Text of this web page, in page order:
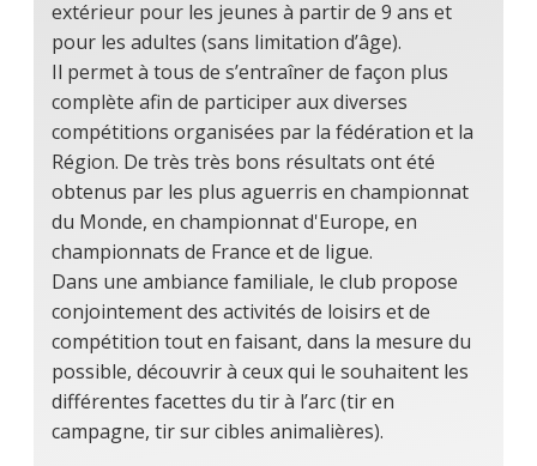
extérieur pour les jeunes à partir de 9 ans et
pour les adultes (sans limitation d’âge).
Il permet à tous de s’entraîner de façon plus
complète afin de participer aux diverses
compétitions organisées par la fédération et la
Région. De très très bons résultats ont été
obtenus par les plus aguerris en championnat
du Monde, en championnat d'Europe, en
championnats de France et de ligue.
Dans une ambiance familiale, le club propose
conjointement des activités de loisirs et de
compétition tout en faisant, dans la mesure du
possible, découvrir à ceux qui le souhaitent les
différentes facettes du tir à l’arc (tir en
campagne, tir sur cibles animalières).